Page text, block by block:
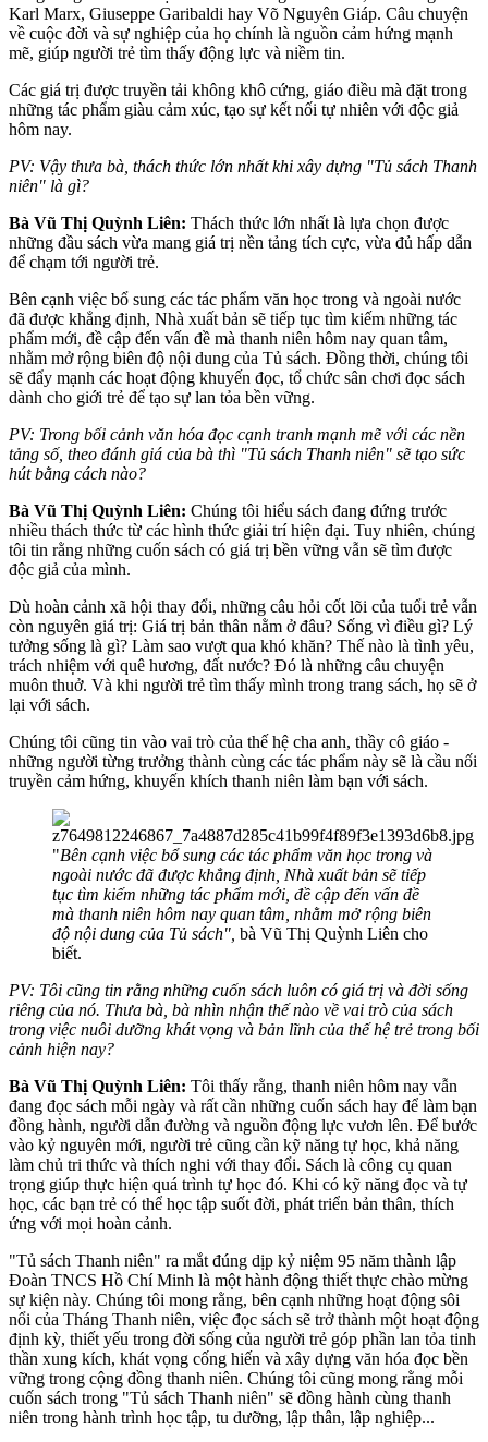
Karl Marx, Giuseppe Garibaldi hay Võ Nguyên Giáp. Câu chuyện
về cuộc đời và sự nghiệp của họ chính là nguồn cảm hứng mạnh
mẽ, giúp người trẻ tìm thấy động lực và niềm tin.
Các giá trị được truyền tải không khô cứng, giáo điều mà đặt trong
những tác phẩm giàu cảm xúc, tạo sự kết nối tự nhiên với độc giả
hôm nay.
PV: Vậy thưa bà, thách thức lớn nhất khi xây dựng "Tủ sách Thanh
niên" là gì?
Bà Vũ Thị Quỳnh Liên: Thách thức lớn nhất là lựa chọn được
những đầu sách vừa mang giá trị nền tảng tích cực, vừa đủ hấp dẫn
để chạm tới người trẻ.
Bên cạnh việc bổ sung các tác phẩm văn học trong và ngoài nước
đã được khẳng định, Nhà xuất bản sẽ tiếp tục tìm kiếm những tác
phẩm mới, đề cập đến vấn đề mà thanh niên hôm nay quan tâm,
nhằm mở rộng biên độ nội dung của Tủ sách. Đồng thời, chúng tôi
sẽ đẩy mạnh các hoạt động khuyến đọc, tổ chức sân chơi đọc sách
dành cho giới trẻ để tạo sự lan tỏa bền vững.
PV: Trong bối cảnh văn hóa đọc cạnh tranh mạnh mẽ với các nền
tảng số, theo đánh giá của bà thì "Tủ sách Thanh niên" sẽ tạo sức
hút bằng cách nào?
Bà Vũ Thị Quỳnh Liên: Chúng tôi hiểu sách đang đứng trước
nhiều thách thức từ các hình thức giải trí hiện đại. Tuy nhiên, chúng
tôi tin rằng những cuốn sách có giá trị bền vững vẫn sẽ tìm được
độc giả của mình.
Dù hoàn cảnh xã hội thay đổi, những câu hỏi cốt lõi của tuổi trẻ vẫn
còn nguyên giá trị: Giá trị bản thân nằm ở đâu? Sống vì điều gì? Lý
tưởng sống là gì? Làm sao vượt qua khó khăn? Thế nào là tình yêu,
trách nhiệm với quê hương, đất nước? Đó là những câu chuyện
muôn thuở. Và khi người trẻ tìm thấy mình trong trang sách, họ sẽ ở
lại với sách.
Chúng tôi cũng tin vào vai trò của thế hệ cha anh, thầy cô giáo -
những người từng trưởng thành cùng các tác phẩm này sẽ là cầu nối
truyền cảm hứng, khuyến khích thanh niên làm bạn với sách.
"Bên cạnh việc bổ sung các tác phẩm văn học trong và
ngoài nước đã được khẳng định, Nhà xuất bản sẽ tiếp
tục tìm kiếm những tác phẩm mới, đề cập đến vấn đề
mà thanh niên hôm nay quan tâm, nhằm mở rộng biên
độ nội dung của Tủ sách", bà Vũ Thị Quỳnh Liên cho
biết.
PV: Tôi cũng tin rằng những cuốn sách luôn có giá trị và đời sống
riêng của nó. Thưa bà, bà nhìn nhận thế nào về vai trò của sách
trong việc nuôi dưỡng khát vọng và bản lĩnh của thế hệ trẻ trong bối
cảnh hiện nay?
Bà Vũ Thị Quỳnh Liên: Tôi thấy rằng, thanh niên hôm nay vẫn
đang đọc sách mỗi ngày và rất cần những cuốn sách hay để làm bạn
đồng hành, người dẫn đường và nguồn động lực vươn lên. Để bước
vào kỷ nguyên mới, người trẻ cũng cần kỹ năng tự học, khả năng
làm chủ tri thức và thích nghi với thay đổi. Sách là công cụ quan
trọng giúp thực hiện quá trình tự học đó. Khi có kỹ năng đọc và tự
học, các bạn trẻ có thể học tập suốt đời, phát triển bản thân, thích
ứng với mọi hoàn cảnh.
"Tủ sách Thanh niên" ra mắt đúng dịp kỷ niệm 95 năm thành lập
Đoàn TNCS Hồ Chí Minh là một hành động thiết thực chào mừng
sự kiện này. Chúng tôi mong rằng, bên cạnh những hoạt động sôi
nổi của Tháng Thanh niên, việc đọc sách sẽ trở thành một hoạt động
định kỳ, thiết yếu trong đời sống của người trẻ góp phần lan tỏa tinh
thần xung kích, khát vọng cống hiến và xây dựng văn hóa đọc bền
vững trong cộng đồng thanh niên. Chúng tôi cũng mong rằng mỗi
cuốn sách trong "Tủ sách Thanh niên" sẽ đồng hành cùng thanh
niên trong hành trình học tập, tu dưỡng, lập thân, lập nghiệp...